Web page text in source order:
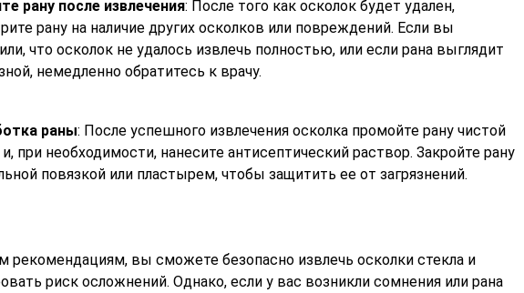
рану после извлечения: После того как осколок будет удален,
рану на наличие других осколков или повреждений. Если вы
что осколок не удалось извлечь полностью, или если рана выглядит
немедленно обратитесь к врачу.
раны: После успешного извлечения осколка промойте рану чистой
при необходимости, нанесите антисептический раствор. Закройте рану
повязкой или пластырем, чтобы защитить ее от загрязнений.
рекомендациям, вы сможете безопасно извлечь осколки стекла и
риск осложнений. Однако, если у вас возникли сомнения или рана